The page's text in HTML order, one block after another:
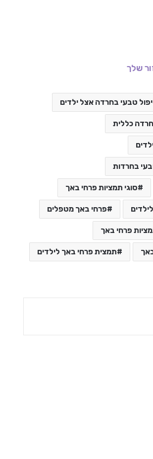
שלך
טבעי בחרדה אצל ילדים
כללית
בחרדות
סוגי תמציות פרחי באך
פרחי באך מטפלים
פרחי באך
תמצית פרחי באך לילדים